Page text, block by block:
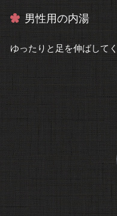
男性用の内湯
ゆったりと足を伸ばして